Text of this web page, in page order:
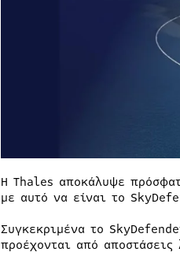
Η Thales αποκάλυψε
με αυτό να είναι το
Συγκεκριμένα το
προέχονται από